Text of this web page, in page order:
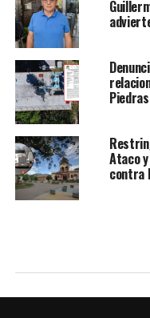
Piedras
Ataco
contra